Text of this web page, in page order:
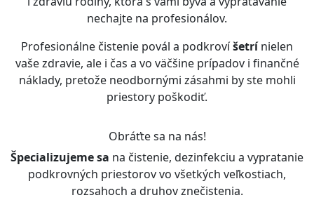
nechajte na profesionálov.
Profesionálne čistenie povál a podkrovíšetrínielen
vaše zdravie, ale i čas a vo väčšine prípadov i finančné
náklady, pretože neodbornými zásahmi by ste mohli
priestory poškodiť.
Obráťte sa na nás!
Špecializujeme sa na čistenie, dezinfekciu a vypratanie
podkrovných priestorov vo všetkých veľkostiach,
rozsahoch a druhov znečistenia.